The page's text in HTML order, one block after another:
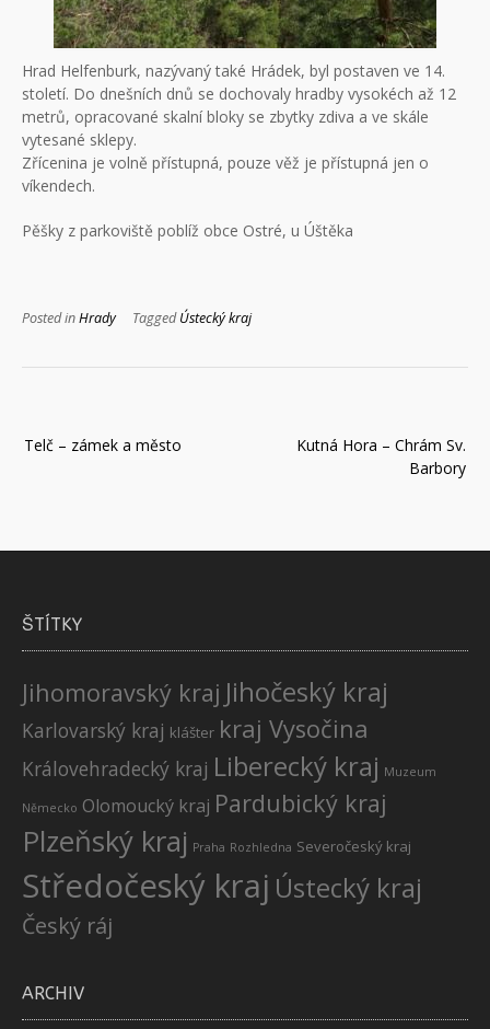
Hrad Helfenburk, nazývaný také Hrádek, byl postaven ve 14.
století. Do dnešních dnů se dochovaly hradby vysokéch až 12
metrů, opracované skalní bloky se zbytky zdiva a ve skále
vytesané sklepy.
Zřícenina je volně přístupná, pouze věž je přístupná jen o
víkendech.
Pěšky z parkoviště poblíž obce Ostré, u Úštěka
Posted inHrady TaggedÚstecký kraj
pro
Kutná Hora – Chrám Sv.
Barbory
Telč – zámek a město
ŠTÍTKY
Jihomoravský kraj Jihočeský kraj
Karlovarský kraj klášter kraj Vysočina
Královehradecký kraj Liberecký kraj Muzeum
Německo Olomoucký kraj Pardubický kraj
Plzeňský kraj Praha Rozhledna Severočeský kraj
Středočeský kraj Ústecký kraj
Český ráj
ARCHIV